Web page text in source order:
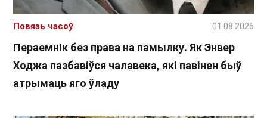
Пераемнік без права на памылку. Як Энвер
Ходжа пазбавіўся чалавека, які павінен быў
атрымаць яго ўладу
Повязь часоў 01.08.2026